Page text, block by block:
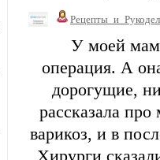
У моей
операция. А
дорогущие,
рассказала
варикоз, и в
Хирурги